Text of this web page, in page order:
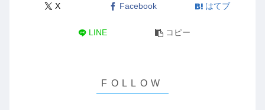
X Facebook はてブ
LINE コピー